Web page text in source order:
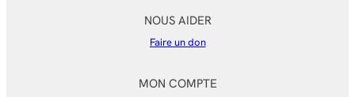
NOUS AIDER
Faire un don
MON COMPTE